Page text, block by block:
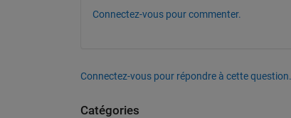
Connectez-vous pour commenter.
Connectez-vous pour répondre à cette question.
Catégories